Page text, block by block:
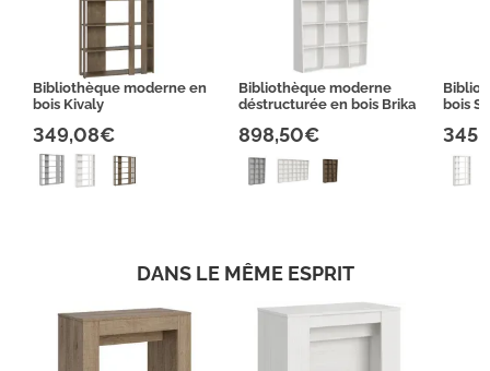
Bibliothèque moderne en
bois Kivaly
349,08€
Bibliothèque moderne
déstructurée en bois Brika
898,50€
bois
DANS LE MÊME ESPRIT